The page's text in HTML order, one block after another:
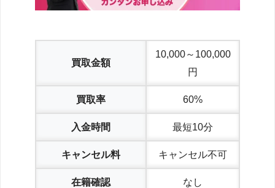
買取金額
10,000～100,000
円
買取率 60%
入金時間 最短10分
キャンセル料 キャンセル不可
在籍確認 なし